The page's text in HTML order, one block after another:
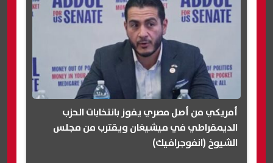
أمريكي من أصل مصري يفوز بانتخابات الحزب
الديمقراطي في ميشيغان ويقترب من مجلس
الشيوخ (انفوجرافيك)